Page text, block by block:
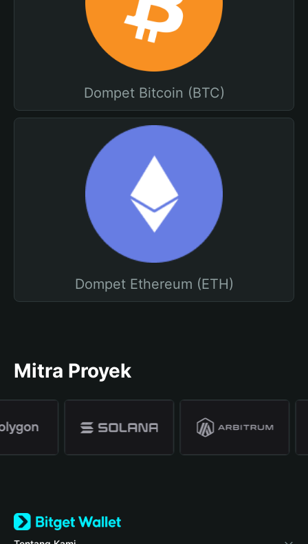
Dompet Bitcoin (BTC)
Dompet Ethereum (ETH)
Mitra Proyek